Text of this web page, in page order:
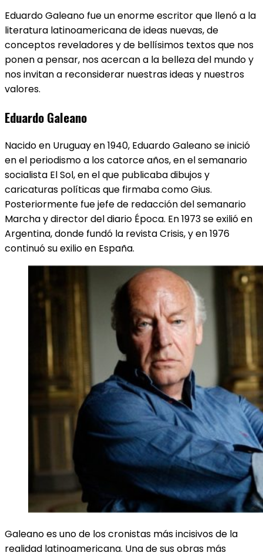
Eduardo Galeano fue un enorme escritor que llenó a la
literatura latinoamericana de ideas nuevas, de
conceptos reveladores y de bellísimos textos que nos
ponen a pensar, nos acercan a la belleza del mundo y
nos invitan a reconsiderar nuestras ideas y nuestros
valores.
Eduardo Galeano
Nacido en Uruguay en 1940, Eduardo Galeano se inició
en el periodismo a los catorce años, en el semanario
socialista El Sol, en el que publicaba dibujos y
caricaturas políticas que firmaba como Gius.
Posteriormente fue jefe de redacción del semanario
Marcha y director del diario Época. En 1973 se exilió en
Argentina, donde fundó la revista Crisis, y en 1976
continuó su exilio en España.
Galeano es uno de los cronistas más incisivos de la
realidad latinoamericana. Una de sus obras más